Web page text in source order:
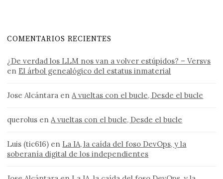
COMENTARIOS RECIENTES
¿De verdad los LLM nos van a volver estúpidos? – Versvs
en El árbol genealógico del estatus inmaterial
Jose Alcántara enA vueltas con el bucle, Desde el bucle
querolus enA vueltas con el bucle, Desde el bucle
Luis (tic616) en La IA, la caída del foso DevOps, y la
soberanía digital de los independientes